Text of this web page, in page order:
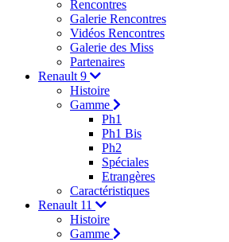
Rencontres
Galerie Rencontres
Vidéos Rencontres
Galerie des Miss
Partenaires
Renault 9
Histoire
Gamme
Ph1
Ph1 Bis
Ph2
Spéciales
Etrangères
Caractéristiques
Renault 11
Histoire
Gamme